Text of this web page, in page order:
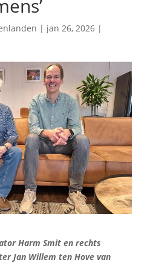
| jan 26, 2026|
Harm Smit en rechts
Jan Willem ten Hove van